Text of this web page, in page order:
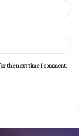
the next time I comment.